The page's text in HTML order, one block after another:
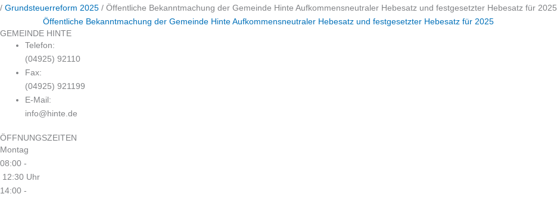
/ Grundsteuerreform 2025 / Öffentliche Bekanntmachung der Gemeinde Hinte Aufkommensneutraler Hebesatz und festgesetzter Hebesatz für 2025
Öffentliche Bekanntmachung der Gemeinde Hinte Aufkommensneutraler Hebesatz und festgesetzter Hebesatz für 2025
GEMEINDE HINTE
Telefon:
(04925) 92110
Fax:
(04925) 921199
E-Mail:
info@hinte.de
ÖFFNUNGSZEITEN
Montag
08:00 -
12:30 Uhr
14:00 -